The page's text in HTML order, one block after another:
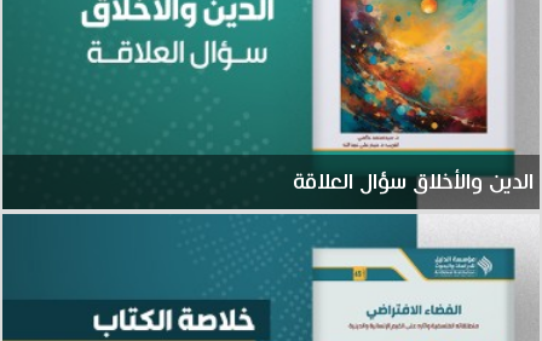
الدين والأخلاق سؤال العلاقة